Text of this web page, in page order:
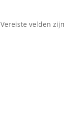
Vereiste velden zijn